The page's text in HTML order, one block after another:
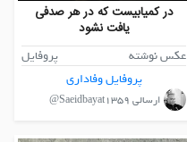
در کمیابیست که در هر صدفی
یافت نشود
عکس نوشته
پروفایل
پروفایل وفاداری
ارسالی Saeidbayat1359@